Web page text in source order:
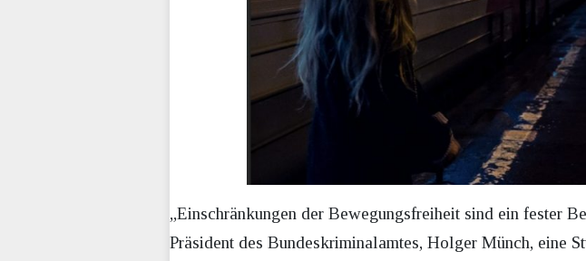
„Einschränkungen der Bewegungsfreiheit sind ein fester
Präsident des Bundeskriminalamtes, Holger Münch, eine